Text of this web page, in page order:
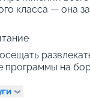
класса — она
программы на